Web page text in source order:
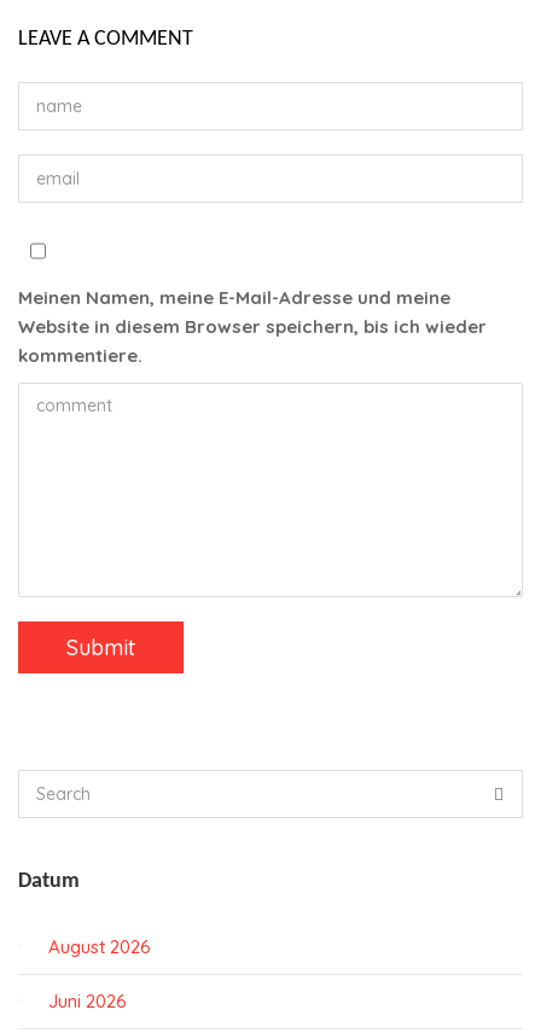
LEAVE A COMMENT
Meinen Namen, meine E-Mail-Adresse und meine
Website in diesem Browser speichern, bis ich wieder
kommentiere.
Datum
August 2026
Juni 2026